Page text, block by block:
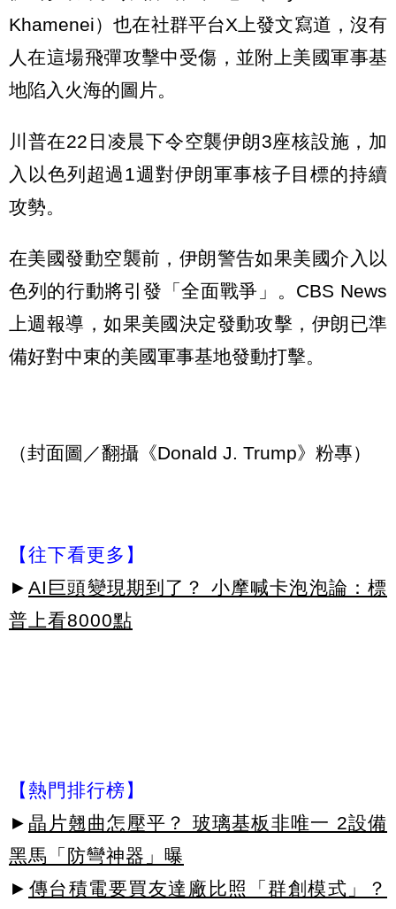
Khamenei）也在社群平台X上發文寫道，沒有
人在這場飛彈攻擊中受傷，並附上美國軍事基
地陷入火海的圖片。
川普在22日凌晨下令空襲伊朗3座核設施，加
入以色列超過1週對伊朗軍事核子目標的持續
攻勢。
在美國發動空襲前，伊朗警告如果美國介入以
色列的行動將引發「全面戰爭」。CBS News
上週報導，如果美國決定發動攻擊，伊朗已準
備好對中東的美國軍事基地發動打擊。
（封面圖／翻攝《Donald J. Trump》粉專）
【往下看更多】
► AI巨頭變現期到了？ 小摩喊卡泡泡論：標
普上看8000點
【熱門排行榜】
► 晶片翹曲怎壓平？ 玻璃基板非唯一 2設備
黑馬「防彎神器」曝
► 傳台積電要買友達廠比照「群創模式」？